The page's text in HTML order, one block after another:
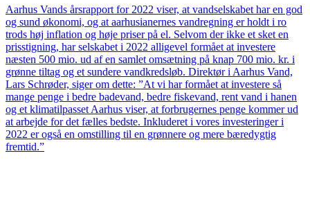
Aarhus Vands årsrapport for 2022 viser, at vandselskabet har en god
og sund økonomi, og at aarhusianernes vandregning er holdt i ro
trods høj inflation og høje priser på el. Selvom der ikke et sket en
prisstigning, har selskabet i 2022 alligevel formået at investere
næsten 500 mio. ud af en samlet omsætning på knap 700 mio. kr. i
grønne tiltag og et sundere vandkredsløb. Direktør i Aarhus Vand,
Lars Schrøder, siger om dette: ”At vi har formået at investere så
mange penge i bedre badevand, bedre fiskevand, rent vand i hanen
og et klimatilpasset Aarhus viser, at forbrugernes penge kommer ud
at arbejde for det fælles bedste. Inkluderet i vores investeringer i
2022 er også en omstilling til en grønnere og mere bæredygtig
fremtid.”